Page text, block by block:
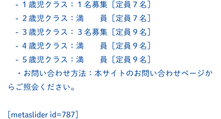
- １歳児クラス：１名募集［定員７名］
- ２歳児クラス：満 員［定員７名］
- ３歳児クラス：３名募集［定員９名］
- ４歳児クラス：満 員［定員９名］
- ５歳児クラス：満 員［定員９名］
・お問い合わせ方法：本サイトのお問い合わせページか
らご照会ください。
[metaslider id=787]